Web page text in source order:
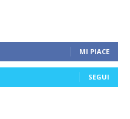
MI PIACE
SEGUI